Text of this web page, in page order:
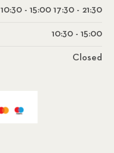
10:30 - 15:00 17:30 - 21:30
10:30 - 15:00
Closed